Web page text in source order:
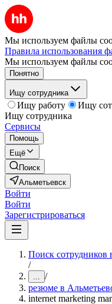
Мы используем файлы
Правила использования
Мы используем файлы
Понятно
Ищу сотрудника
Ищу работу
Ищу
Ищу сотрудника
Сервисы
Помощь
Ещё
Поиск
Альметьевск
Войти
Войти
Зарегистрироваться
Поиск сотрудников
/
... /
резюме в
internet marketing